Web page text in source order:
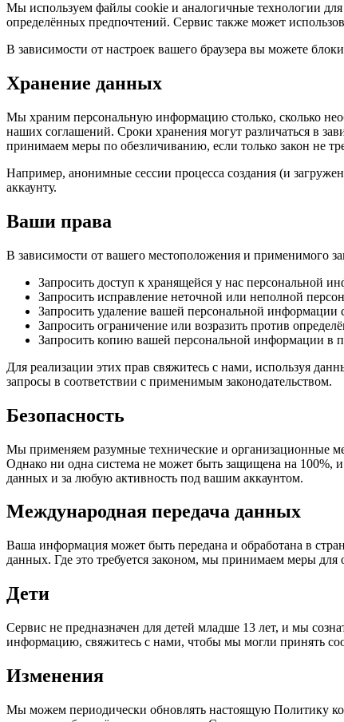
Мы используем файлы cookie и аналогичные технологии для
определённых предпочтений. Сервис также может
В зависимости от настроек вашего браузера вы можете
Хранение данных
Мы храним персональную информацию столько, сколько
наших соглашений. Сроки хранения могут различаться в
принимаем меры по обезличиванию, если только закон не
Например, анонимные сессии процесса создания (и
аккаунту.
Ваши права
В зависимости от вашего местоположения и применимого
Запросить доступ к хранящейся у нас персональной
Запросить исправление неточной или неполной
Запросить удаление вашей персональной информации
Запросить ограничение или возразить против
Запросить копию вашей персональной информации в
Для реализации этих прав свяжитесь с нами, используя
запросы в соответствии с применимым законодательством.
Безопасность
Мы применяем разумные технические и организационные
Однако ни одна система не может быть защищена на 100%,
данных и за любую активность под вашим аккаунтом.
Международная передача данных
Ваша информация может быть передана и обработана в
данных. Где это требуется законом, мы принимаем меры
Дети
Сервис не предназначен для детей младше 13 лет, и мы
информацию, свяжитесь с нами, чтобы мы могли принять
Изменения
Мы можем периодически обновлять настоящую Политику